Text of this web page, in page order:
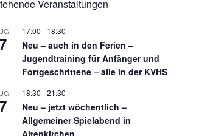
Veranstaltungen
17:00 - 18:30
Neu – auch in den Ferien –
Jugendtraining für Anfänger und
Fortgeschrittene – alle in der KVHS
18:30 -21:30
Neu – jetzt wöchentlich –
Allgemeiner Spielabend in
Altenkirchen